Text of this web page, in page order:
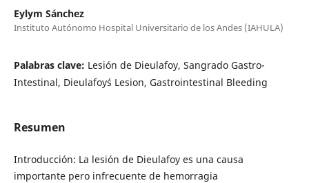
Eylym Sánchez
Instituto Autónomo Hospital Universitario de los Andes (IAHULA)
Palabras clave: Lesión de Dieulafoy, Sangrado Gastro-
Intestinal, Dieulafoy´s Lesion, Gastrointestinal Bleeding
Resumen
Introducción: La lesión de Dieulafoy es una causa
importante pero infrecuente de hemorragia